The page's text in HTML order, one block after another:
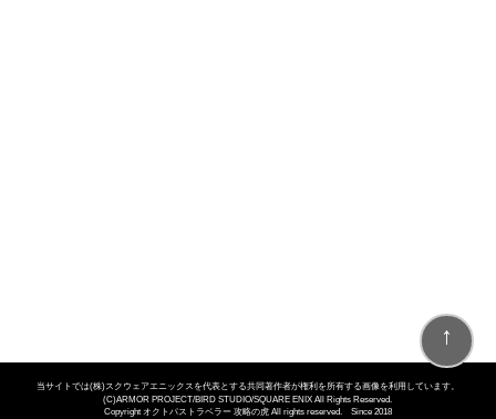
↑
当サイトでは(株)スクウェアエニックスを代表とする共同著作者が権利を所有する画像を利用しています。
(C)ARMOR PROJECT/BIRD STUDIO/SQUARE ENIX All Rights Reserved.
Copyright オクトパストラベラー 攻略の虎 All rights reserved. Since 2018